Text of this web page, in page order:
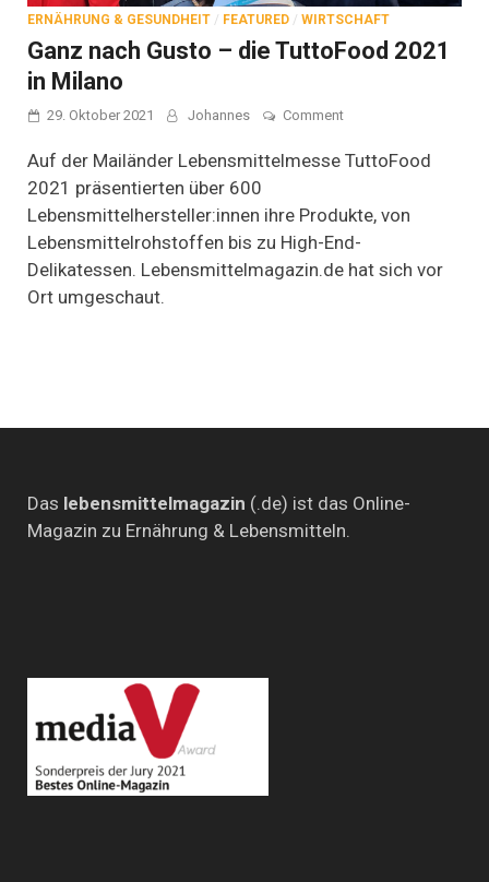
ERNÄHRUNG & GESUNDHEIT / FEATURED / WIRTSCHAFT
Ganz nach Gusto – die TuttoFood 2021
in Milano
29. Oktober 2021 Johannes Commenton
nach
Gusto
die
2021
in
Auf der Mailänder Lebensmittelmesse TuttoFood
2021 präsentierten über 600
Lebensmittelhersteller:innen ihre Produkte, von
Lebensmittelrohstoffen bis zu High-End-
Delikatessen. Lebensmittelmagazin.de hat sich vor
Ort umgeschaut.
Das lebensmittelmagazin (.de) ist das Online-
Magazin zu Ernährung & Lebensmitteln.